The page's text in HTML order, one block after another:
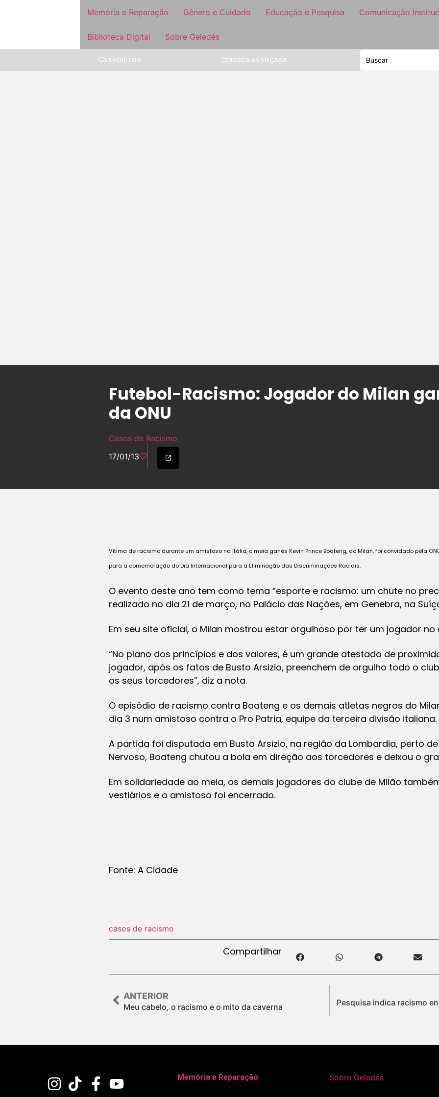
Memória e Reparação Gênero e Cuidado Educação e Pesquisa Comunicação
Biblioteca Digital Sobre Geledés
FAVORITOS BUSCA AVANÇADA
Futebol-Racismo: Jogador do Milan
da ONU
Casos de Racismo
17/01/13
Vítima de racismo durante um amistoso na Itália, o meia ganês Kevin Prince Boateng, do Milan, foi convidado pela
para a comemoração do Dia Internacional para a Eliminação das Discriminações Raciais.
O evento deste ano tem como tema “esporte e racismo: um chute no
realizado no dia 21 de março, no Palácio das Nações, em Genebra, na
Em seu site oficial, o Milan mostrou estar orgulhoso por ter um jogador no
“No plano dos princípios e dos valores, é um grande atestado de
jogador, após os fatos de Busto Arsizio, preenchem de orgulho todo o
os seus torcedores”, diz a nota.
O episódio de racismo contra Boateng e os demais atletas negros do
dia 3 num amistoso contra o Pro Patria, equipe da terceira divisão italiana.
A partida foi disputada em Busto Arsizio, na região da Lombardia, perto
Nervoso, Boateng chutou a bola em direção aos torcedores e deixou o
Em solidariedade ao meia, os demais jogadores do clube de Milão
vestiários e o amistoso foi encerrado.
Fonte: A Cidade
casos de racismo
Compartilhar
ANTERIOR
Meu cabelo, o racismo e o mito da caverna
Pesquisa indica racismo
Memória e Reparação Sobre Geledés